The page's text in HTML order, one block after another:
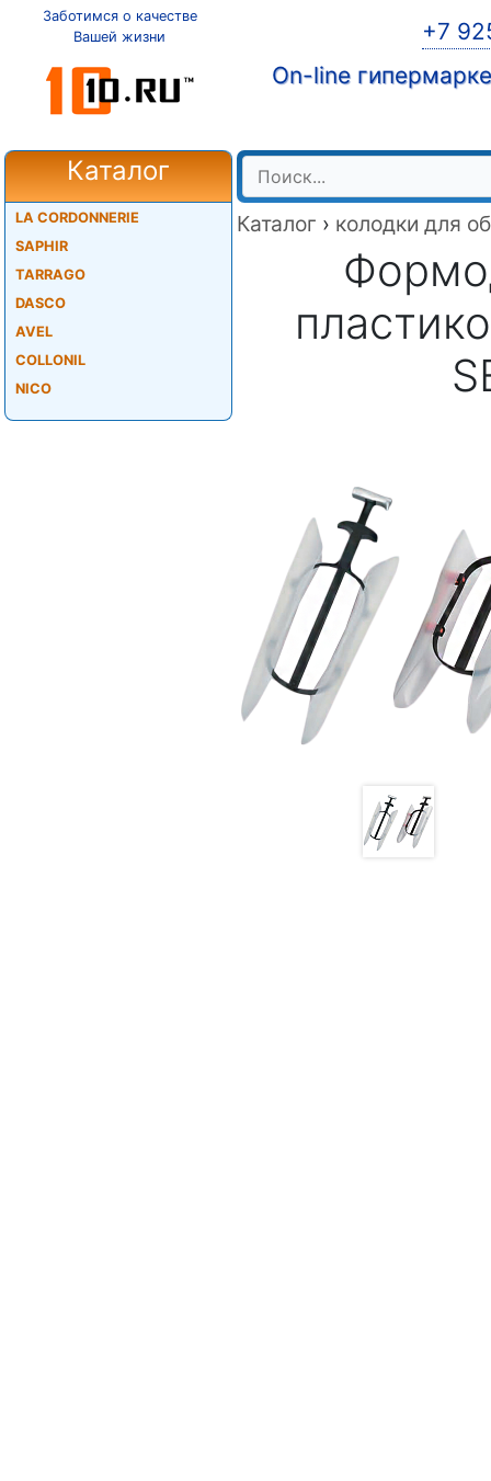
Заботимся о качестве
Вашей жизни
+7
On-line
Каталог
LA CORDONNERIE
SAPHIR
TARRAGO
DASCO
AVEL
COLLONIL
NICO
Каталог › колодки для